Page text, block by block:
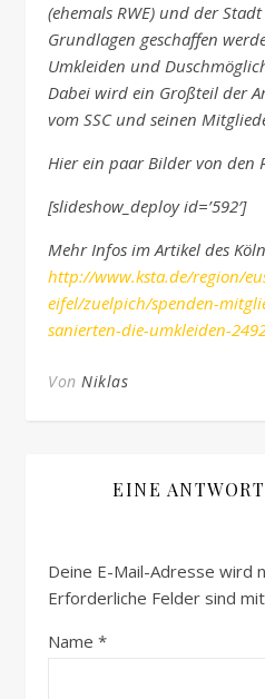
(ehemals RWE) und der
Grundlagen geschaffen
Umkleiden und
Dabei wird ein Großteil der
vom SSC und seinen
Hier ein paar Bilder von den
[slideshow_deploy id=’592′]
Mehr Infos im Artikel des
http://www.ksta.de/region/
eifel/zuelpich/spenden-
sanierten-die-umkleiden-
Von Niklas
EINE
Deine E-Mail-Adresse wird
Erforderliche Felder sind mit
Name *